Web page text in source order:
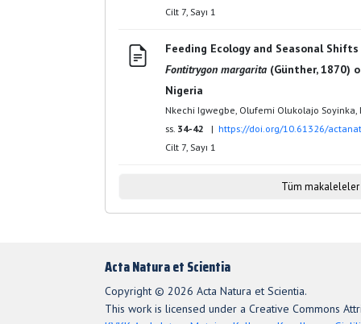
Cilt 7, Sayı 1
Feeding Ecology and Seasonal
Fontitrygon margarita (Günther, 1870)
Nigeria
Nkechi Igwegbe, Olufemi Olukolajo
ss. 34-42 | https://doi.org/10.61326/
Cilt 7, Sayı 1
Tüm makaleleler
Acta Natura et Scientia
Copyright © 2026 Acta Natura et Scientia.
This work is licensed under a Creative Commons